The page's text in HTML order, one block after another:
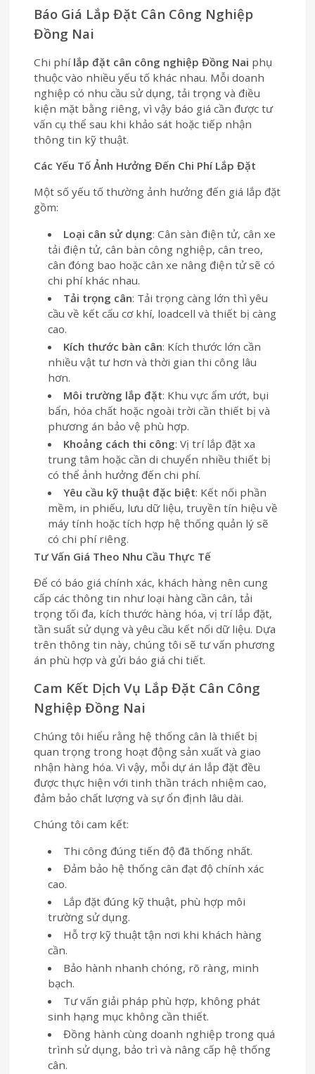
Báo Giá Lắp Đặt Cân Công Nghiệp
Đồng Nai
Chi phí lắp đặt cân công nghiệp Đồng Nai phụ
thuộc vào nhiều yếu tố khác nhau. Mỗi doanh
nghiệp có nhu cầu sử dụng, tải trọng và điều
kiện mặt bằng riêng, vì vậy báo giá cần được tư
vấn cụ thể sau khi khảo sát hoặc tiếp nhận
thông tin kỹ thuật.
Các Yếu Tố Ảnh Hưởng Đến Chi Phí Lắp Đặt
Một số yếu tố thường ảnh hưởng đến giá lắp đặt
gồm:
Loại cân sử dụng: Cân sàn điện tử, cân xe
tải điện tử, cân bàn công nghiệp, cân treo,
cân đóng bao hoặc cân xe nâng điện tử sẽ có
chi phí khác nhau.
Tải trọng cân: Tải trọng càng lớn thì yêu
cầu về kết cấu cơ khí, loadcell và thiết bị càng
cao.
Kích thước bàn cân: Kích thước lớn cần
nhiều vật tư hơn và thời gian thi công lâu
hơn.
Môi trường lắp đặt: Khu vực ẩm ướt, bụi
bẩn, hóa chất hoặc ngoài trời cần thiết bị và
phương án bảo vệ phù hợp.
Khoảng cách thi công: Vị trí lắp đặt xa
trung tâm hoặc cần di chuyển nhiều thiết bị
có thể ảnh hưởng đến chi phí.
Yêu cầu kỹ thuật đặc biệt: Kết nối phần
mềm, in phiếu, lưu dữ liệu, truyền tín hiệu về
máy tính hoặc tích hợp hệ thống quản lý sẽ
có chi phí riêng.
Tư Vấn Giá Theo Nhu Cầu Thực Tế
Để có báo giá chính xác, khách hàng nên cung
cấp các thông tin như loại hàng cần cân, tải
trọng tối đa, kích thước hàng hóa, vị trí lắp đặt,
tần suất sử dụng và yêu cầu kết nối dữ liệu. Dựa
trên thông tin này, chúng tôi sẽ tư vấn phương
án phù hợp và gửi báo giá chi tiết.
Cam Kết Dịch Vụ Lắp Đặt Cân Công
Nghiệp Đồng Nai
Chúng tôi hiểu rằng hệ thống cân là thiết bị
quan trọng trong hoạt động sản xuất và giao
nhận hàng hóa. Vì vậy, mỗi dự án lắp đặt đều
được thực hiện với tinh thần trách nhiệm cao,
đảm bảo chất lượng và sự ổn định lâu dài.
Chúng tôi cam kết:
Thi công đúng tiến độ đã thống nhất.
Đảm bảo hệ thống cân đạt độ chính xác
cao.
Lắp đặt đúng kỹ thuật, phù hợp môi
trường sử dụng.
Hỗ trợ kỹ thuật tận nơi khi khách hàng
cần.
Bảo hành nhanh chóng, rõ ràng, minh
bạch.
Tư vấn giải pháp phù hợp, không phát
sinh hạng mục không cần thiết.
Đồng hành cùng doanh nghiệp trong quá
trình sử dụng, bảo trì và nâng cấp hệ thống
cân.